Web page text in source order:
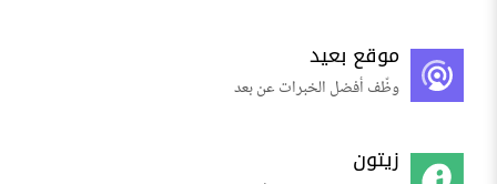
موقع بعيد
وظّف أفضل الخبرات عن بعد
زيتون